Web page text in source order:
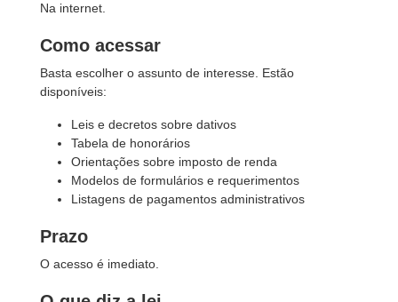
Na internet.
Como acessar
Basta escolher o assunto de interesse. Estão
disponíveis:
Leis e decretos sobre dativos
Tabela de honorários
Orientações sobre imposto de renda
Modelos de formulários e requerimentos
Listagens de pagamentos administrativos
Prazo
O acesso é imediato.